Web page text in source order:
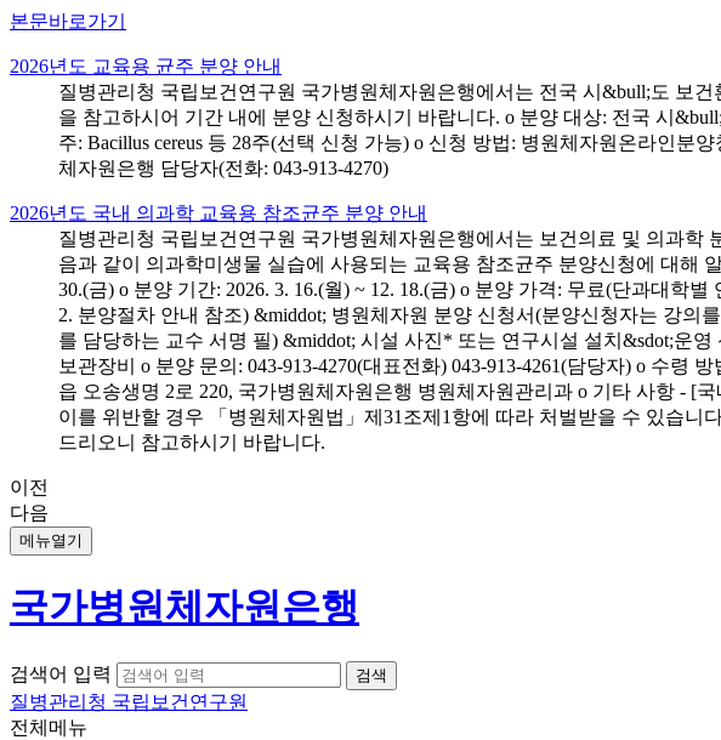
본문바로가기
2026년도 교육용 균주 분양 안내
질병관리청 국립보건연구원 국가병원체자원은행에서는 전국 시&bull;도 보
을 참고하시어 기간 내에 분양 신청하시기 바랍니다. o 분양 대상: 전국 시
주: Bacillus cereus 등 28주(선택 신청 가능) o 신청 방법: 병원체자원온라인
체자원은행 담당자(전화: 043-913-4270)
2026년도 국내 의과학 교육용 참조균주 분양 안내
질병관리청 국립보건연구원 국가병원체자원은행에서는 보건의료 및 의과
음과 같이 의과학미생물 실습에 사용되는 교육용 참조균주 분양신청에 대해
30.(금) o 분양 기간: 2026. 3. 16.(월) ~ 12. 18.(금) o 분양 가격: 무료(단과대학
2. 분양절차 안내 참조) &middot; 병원체자원 분양 신청서(분양신청자는 강의
를 담당하는 교수 서명 필) &middot; 시설 사진* 또는 연구시설 설치&sdot;운
보관장비 o 분양 문의: 043-913-4270(대표전화) 043-913-4261(담당자) o 수
읍 오송생명 2로 220, 국가병원체자원은행 병원체자원관리과 o 기타 사항 - [
이를 위반할 경우 「병원체자원법」제31조제1항에 따라 처벌받을 수 있습
드리오니 참고하시기 바랍니다.
이전
다음
메뉴열기
국가병원체자원은행
검색어 입력
질병관리청 국립보건연구원
전체메뉴